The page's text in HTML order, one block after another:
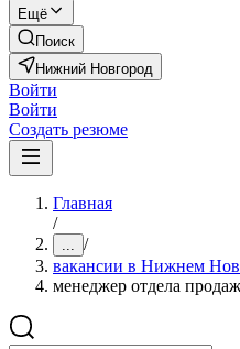
Ещё
Поиск
Нижний Новгород
Войти
Войти
Создать резюме
Главная
/
... /
вакансии в Нижнем
менеджер отдела